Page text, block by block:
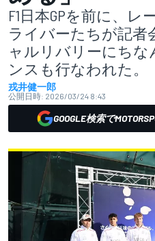
F1日本GPを前に、
ライバーたちが記者
ャルリバリーにちな
ンスも行なわれた。
戎井健一郎
公開日時: 2026/03/24 8:43
GOOGLE検索で